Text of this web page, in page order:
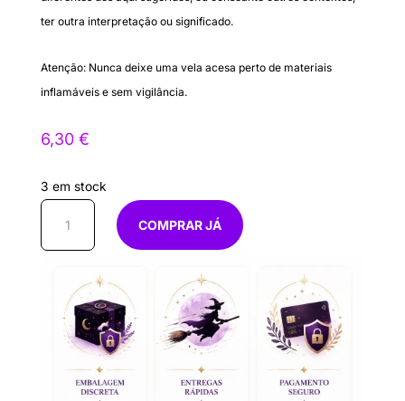
ter outra interpretação ou significado.
Atenção: Nunca deixe uma vela acesa perto de materiais
inflamáveis e sem vigilância.
6,30 €
3 em stock
Quantidade
Coração
COMPRAR JÁ